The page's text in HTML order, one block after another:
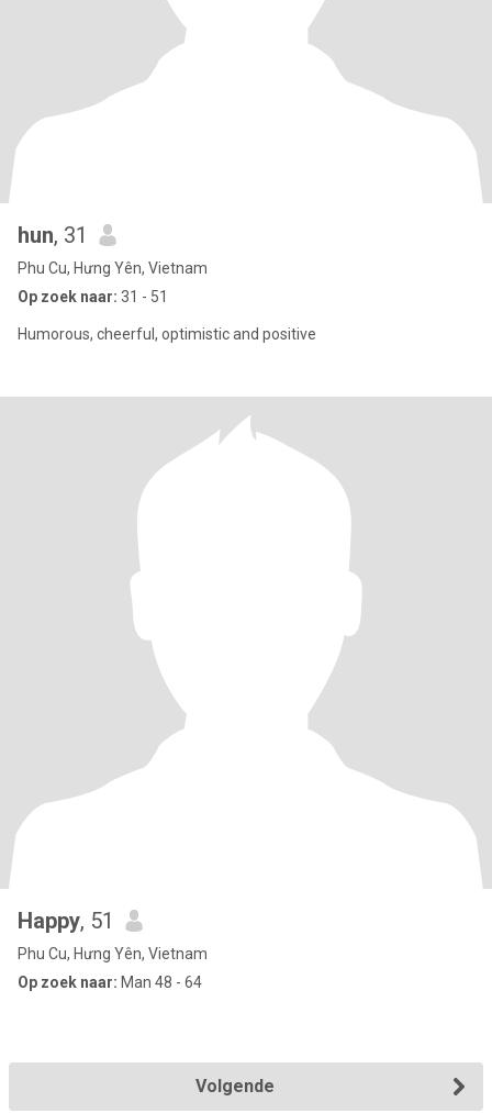
hun, 31
Phu Cu, Hưng Yên, Vietnam
Op zoek naar: 31 - 51
Humorous, cheerful, optimistic and positive
Happy, 51
Phu Cu, Hưng Yên, Vietnam
Op zoek naar: Man 48 - 64
Volgende